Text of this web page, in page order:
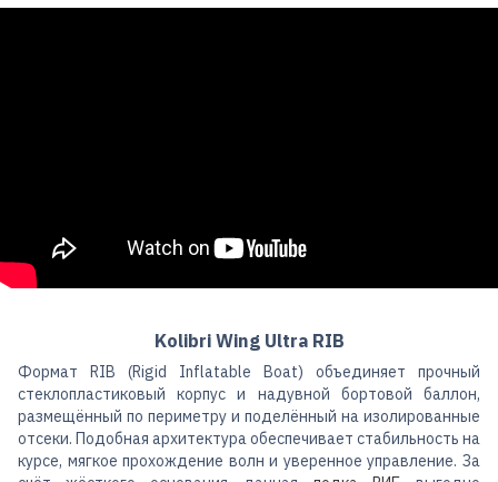
Kolibri Wing Ultra RIB
Формат RIB (Rigid Inflatable Boat) объединяет прочный
стеклопластиковый корпус и надувной бортовой баллон,
размещённый по периметру и поделённый на изолированные
отсеки. Подобная архитектура обеспечивает стабильность на
курсе, мягкое прохождение волн и уверенное управление. За